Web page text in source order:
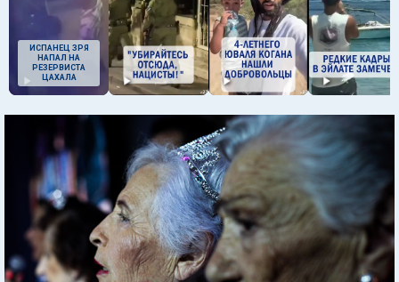
ИСПАНЕЦ ЗРЯ
НАПАЛ НА
РЕЗЕРВИСТА
ЦАХАЛА